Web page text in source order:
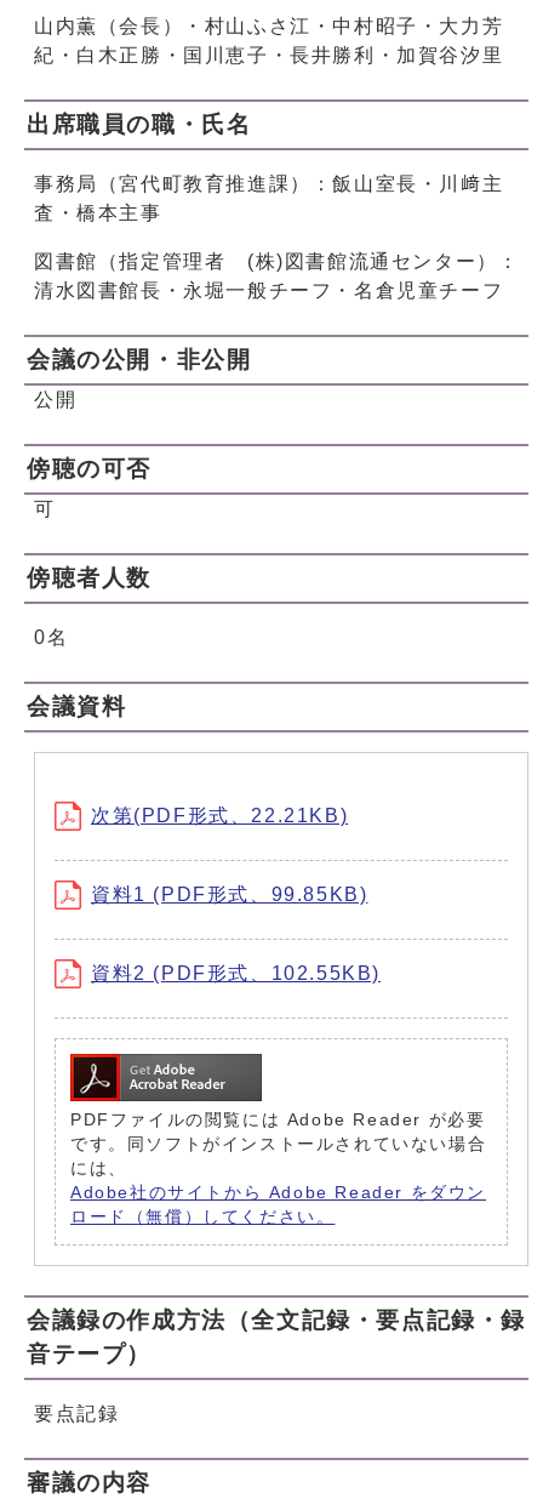
山内薫（会長）・村山ふさ江・中村昭子・大力芳
紀・白木正勝・国川恵子・長井勝利・加賀谷汐里
出席職員の職・氏名
事務局（宮代町教育推進課）：飯山室長・川﨑主
査・橋本主事
図書館（指定管理者 (株)図書館流通センター）：
清水図書館長・永堀一般チーフ・名倉児童チーフ
会議の公開・非公開
公開
傍聴の可否
可
傍聴者人数
0名
会議資料
次第(PDF形式、22.21KB)
資料1 (PDF形式、99.85KB)
資料2 (PDF形式、102.55KB)
PDFファイルの閲覧には Adobe Reader が必要
です。同ソフトがインストールされていない場合
には、
Adobe社のサイトから Adobe Reader をダウン
ロード（無償）してください。
会議録の作成方法（全文記録・要点記録・録
音テープ）
要点記録
審議の内容